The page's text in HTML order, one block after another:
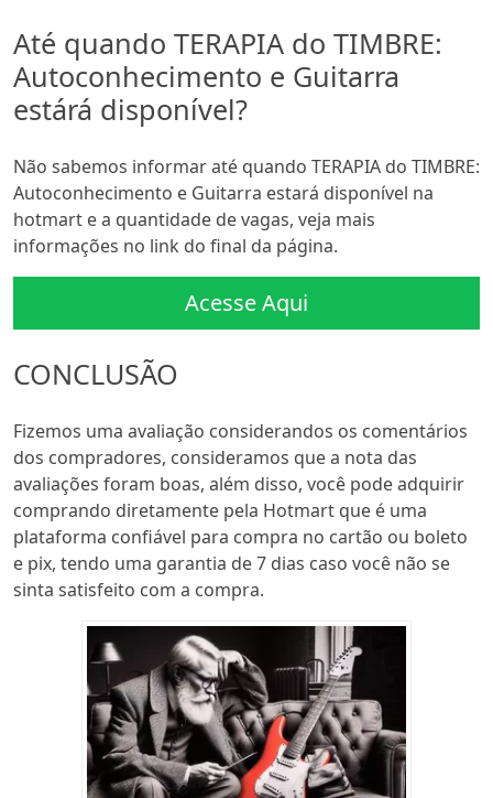
Até quando TERAPIA do TIMBRE:
Autoconhecimento e Guitarra
estárá disponível?
Não sabemos informar até quando TERAPIA do TIMBRE:
Autoconhecimento e Guitarra estará disponível na
hotmart e a quantidade de vagas, veja mais
informações no link do final da página.
Acesse Aqui
CONCLUSÃO
Fizemos uma avaliação considerandos os comentários
dos compradores, consideramos que a nota das
avaliações foram boas, além disso, você pode adquirir
comprando diretamente pela Hotmart que é uma
plataforma confiável para compra no cartão ou boleto
e pix, tendo uma garantia de 7 dias caso você não se
sinta satisfeito com a compra.